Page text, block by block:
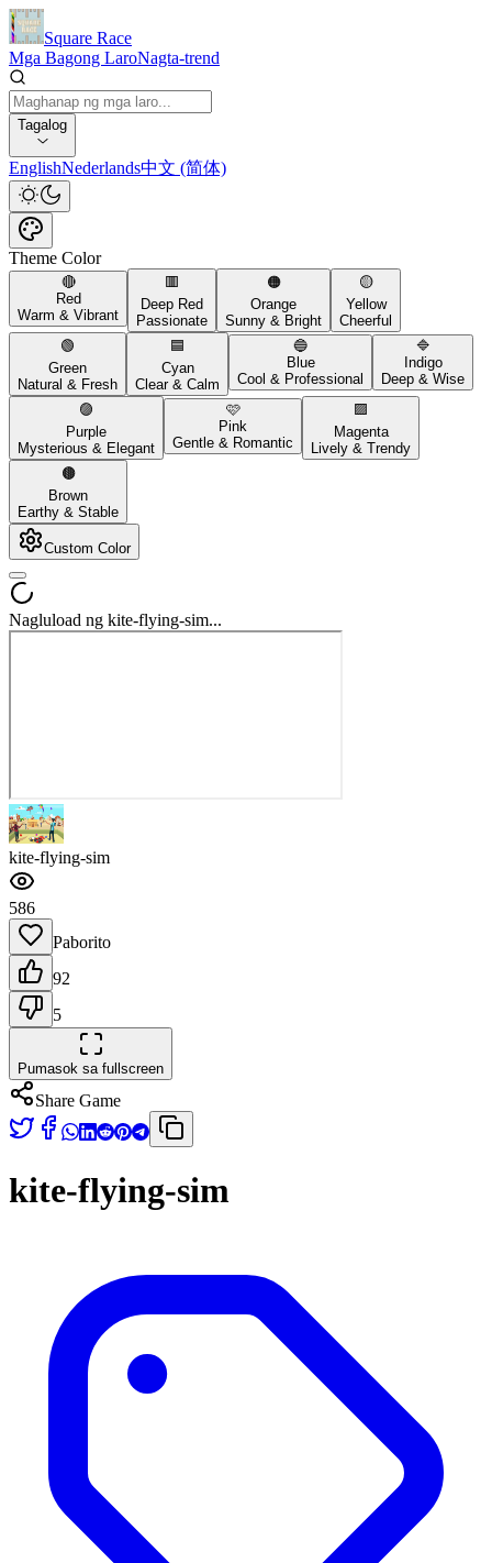
Square Race
Mga Bagong LaroNagta-trend
Tagalog
EnglishNederlands中文 (简体)
Theme Color
🔴
Red
Warm & Vibrant
🟥
Deep Red
Passionate
🟠
Orange
Sunny & Bright
🟡
Yellow
Cheerful
🟢
Green
Natural & Fresh
🟦
Cyan
Clear & Calm
🔵
Blue
Cool & Professional
🔷
Indigo
Deep & Wise
🟣
Purple
Mysterious & Elegant
🩷
Pink
Gentle & Romantic
🟪
Magenta
Lively & Trendy
🟤
Brown
Earthy & Stable
Custom Color
Nagluload ng kite-flying-sim...
kite-flying-sim
586
Paborito
92
5
Pumasok sa fullscreen
Share Game
kite-flying-sim